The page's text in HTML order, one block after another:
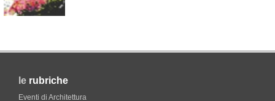
le rubriche
Eventi di Architettura